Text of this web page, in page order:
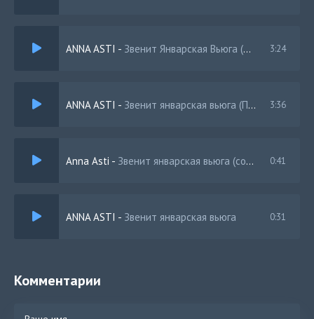
ANNA ASTI - Звенит Январская Вьюга (Denis Bravo Radio Edit) 3:24
ANNA ASTI - Звенит январская вьюга (Полная Версия) 3:36
Anna Asti - Звенит январская вьюга (cover) 0:41
ANNA ASTI - Звенит январская вьюга 0:31
Комментарии